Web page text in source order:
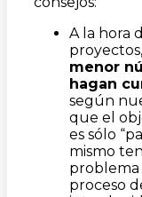
A la hora
proyectos,
menor
hagan
según
que el
es sólo
mismo
problema
proceso